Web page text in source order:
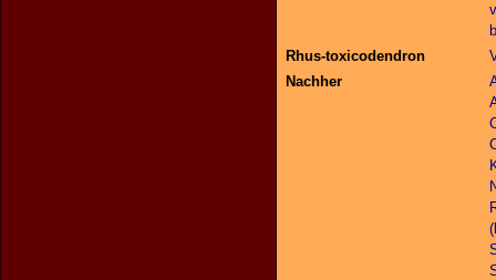
Rhus-toxicodendron
Nachher